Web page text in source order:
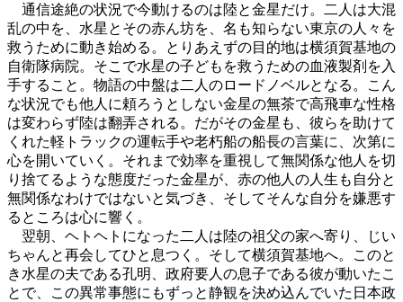
通信途絶の状況で今動けるのは陸と金星だけ。二人は大混
乱の中を、水星とその赤ん坊を、名も知らない東京の人々を
救うために動き始める。とりあえずの目的地は横須賀基地の
自衛隊病院。そこで水星の子どもを救うための血液製剤を入
手すること。物語の中盤は二人のロードノベルとなる。こん
な状況でも他人に頼ろうとしない金星の無茶で高飛車な性格
は変わらず陸は翻弄される。だがその金星も、彼らを助けて
くれた軽トラックの運転手や老朽船の船長の言葉に、次第に
心を開いていく。それまで効率を重視して無関係な他人を切
り捨てるような態度だった金星が、赤の他人の人生も自分と
無関係なわけではないと気づき、そしてそんな自分を嫌悪す
るところは心に響く。
翌朝、ヘトヘトになった二人は陸の祖父の家へ寄り、じい
ちゃんと再会してひと息つく。そして横須賀基地へ。このと
き水星の夫である孔明、政府要人の息子である彼が動いたこ
とで、この異常事態にもずっと静観を決め込んでいた日本政